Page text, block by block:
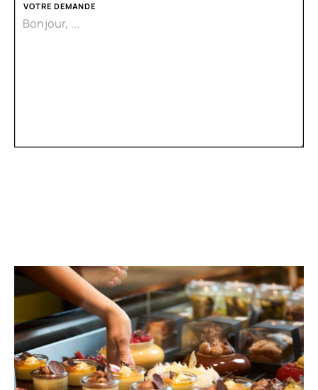
VOTRE DEMANDE